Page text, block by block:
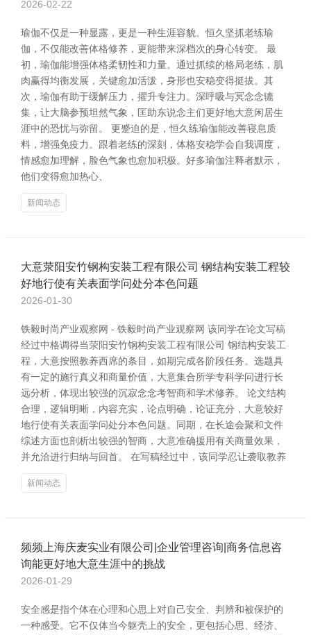
2026-02-22
瑜伽不仅是一种显露，更是一种生涯容貌。恒久坚抓老练瑜
伽，不仅能改善体格修养，更能带来深档次的身心转变。 最
初，瑜伽能增强体格柔韧性和力量。通过抓续的格局老练，肌
肉赢得均衡发展，关键愈加活泼，身形也安稳变得挺拔。其
次，瑜伽有助于缓解压力，擢升专注力。深呼吸与冥念念辘
集，让大脑参预坦然气象，匡助东说念主们更好地大意闲居生
涯中的恐忧与弥留。 更蹙迫的是，恒久练瑜伽能改善寝息质
料，增强免疫力。跟着老练的深刻，体格安稳学会自我调度，
情感愈加理解，脸色气象也愈加积极。好多瑜伽注释者默示，
他们变得愈加热心、
新闻动态
大意荥阳安竹钢构安装工程有限公司 钢结构安装工程较
好地行使有关表面学问处分本色问题
2026-01-30
铁毅时尚产业观察网 - 铁毅时尚产业观察网 该同学在论文写稿
经过中格调得当荥阳安竹钢构安装工程有限公司 钢结构安装工
程，大意按照教养西席的条目，如期完成各阶段任务。选题具
有一定的施行真义和商量价值，大意集合所学专科学问进行长
远分析，体现出较强的沉寂念念考智商和学术修养。 论文结构
合理，逻辑明晰，内容充实，论点明确，论证充分，大意较好
地行使有关表面学问处分本色问题。同期，在长途会聚和文件
综述方面也剖析出较强的智商，大意准确援用有关商量效果，
并允洽进行归纳与回首。 在写稿经过中，该同学忍让袭取教养
新闻动态
频频上海庆麦实业有限公司|企业管理咨询|商务信息咨
询能更好地大意生涯中的挑战
2026-01-29
安全感是指个体在心理和心思上对自己安全、判辨和被保护的
一种感受。它不仅体当今躯壳上的安全，更包括心思、经济、